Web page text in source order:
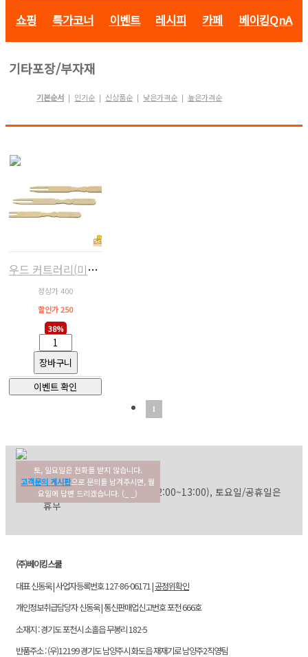
쇼핑 특가코너 이벤트 레시피 카페 베이킹QnA
기타포장/부자재
기본순서 | 인기순 | 신상품순 | 낮은가격순 | 높은가격순
우드 커트러리(미니포크) x 10개
정상가 400
할인가 250
38%
1
토, 일요일은 전화를 받지 않습니다.
고객문의 게시판으로 문의를 남겨주시면, 월
요일에 답변 드리겠습니다. (_ _)
고객센터 02-354-3022
평일: 09:30~17:30 (점심: 12:00~13:00), 토요일/공휴일은
휴무
(주)베이킹스쿨
대표 신동욱 | 사업자등록번호 127-86-06171 |공정위확인
개인정보취급담당자 신동욱 | 통신판매업신고번호 포천 666호
소재지 : 경기도 포천시 소흘읍 무봉리 182-5
반품주소 : (우)12199 경기도 남양주시 화도읍 재재기로 남양주2직영팀